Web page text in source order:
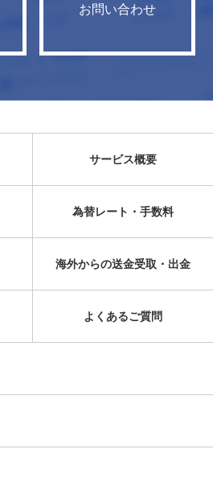
お問い合わせ
サービス概要
為替レート・手数料
海外からの送金受取・出金
よくあるご質問